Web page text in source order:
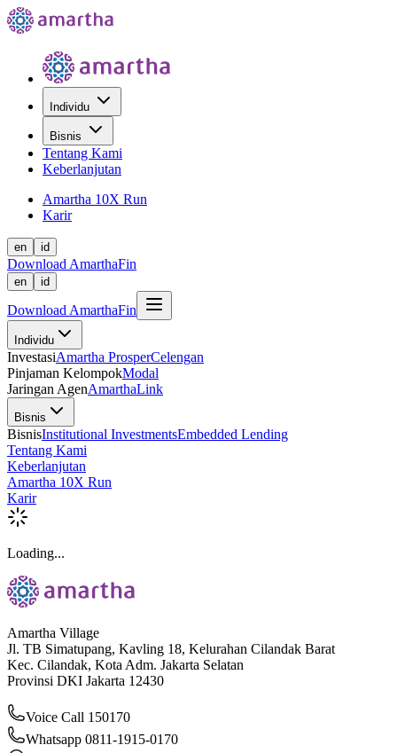
Individu
Bisnis
Tentang Kami
Keberlanjutan
Amartha 10X Run
Karir
en id
Download AmarthaFin
en id
Download AmarthaFin
Individu
InvestasiAmartha ProsperCelengan
Pinjaman KelompokModal
Jaringan AgenAmarthaLink
Bisnis
BisnisInstitutional InvestmentsEmbedded Lending
Tentang Kami
Keberlanjutan
Amartha 10X Run
Karir
Loading...
Amartha Village
Jl. TB Simatupang, Kavling 18, Kelurahan Cilandak Barat
Kec. Cilandak, Kota Adm. Jakarta Selatan
Provinsi DKI Jakarta 12430
Voice Call 150170
Whatsapp 0811-1915-0170